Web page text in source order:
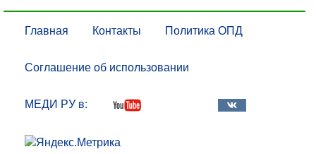
Главная Контакты Политика ОПД
Соглашение об использовании
МЕДИ РУ в: